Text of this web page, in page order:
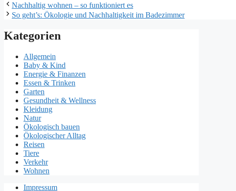
Nachhaltig wohnen – so funktioniert es
So geht’s: Ökologie und Nachhaltigkeit im Badezimmer
Kategorien
Allgemein
Baby & Kind
Energie & Finanzen
Essen & Trinken
Garten
Gesundheit & Wellness
Kleidung
Natur
Ökologisch bauen
Ökologischer Alltag
Reisen
Tiere
Verkehr
Wohnen
Impressum